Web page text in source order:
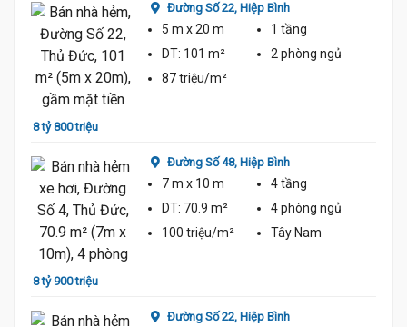
8 tỷ 800 triệu
Đường Số 22, Hiệp Bình
5 m x 20 m
1 tầng
DT: 101 m² 2 phòng ngủ
87 triệu/m²
8 tỷ 900 triệu
Đường Số 48, Hiệp Bình
7 m x 10 m
4 tầng
DT: 70.9 m² 4 phòng ngủ
100 triệu/m²
Tây Nam
Đường Số 22, Hiệp Bình